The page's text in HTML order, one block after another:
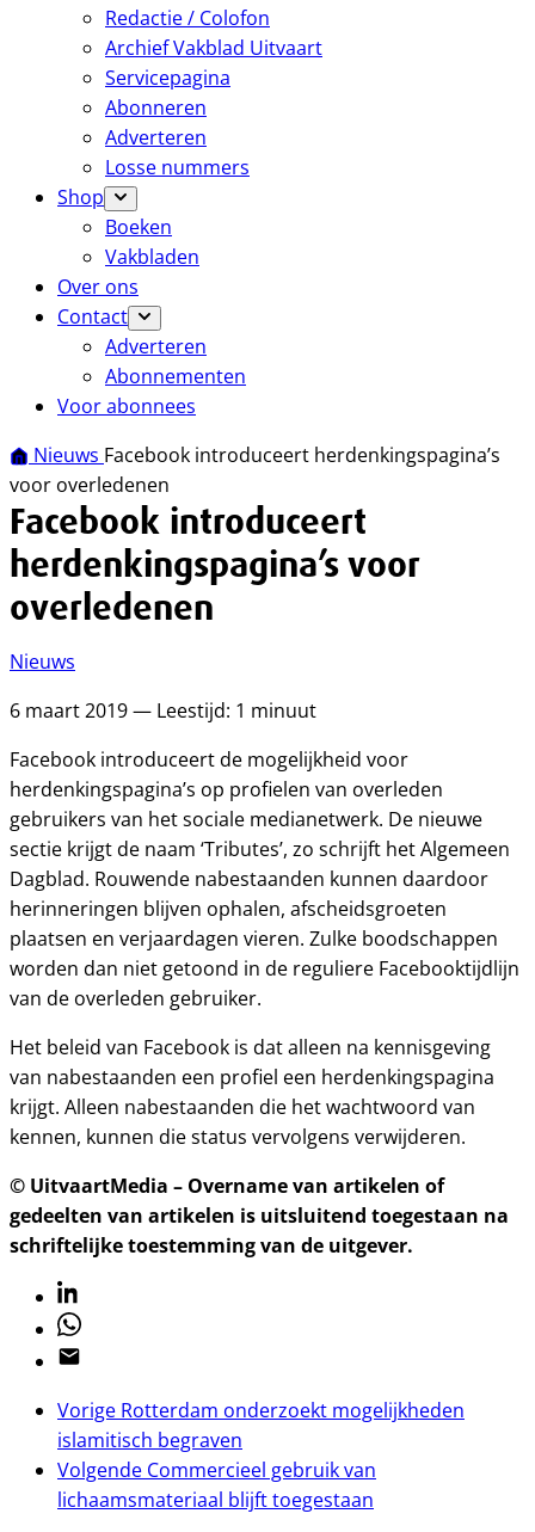
Redactie / Colofon
Archief Vakblad Uitvaart
Servicepagina
Abonneren
Adverteren
Losse nummers
Shop
Boeken
Vakbladen
Over ons
Contact
Adverteren
Abonnementen
Voor abonnees
Nieuws Facebook introduceert herdenkingspagina’s
voor overledenen
Facebook introduceert
herdenkingspagina’s voor
overledenen
Nieuws
6 maart 2019 — Leestijd: 1 minuut
Facebook introduceert de mogelijkheid voor
herdenkingspagina’s op profielen van overleden
gebruikers van het sociale medianetwerk. De nieuwe
sectie krijgt de naam ‘Tributes’, zo schrijft het Algemeen
Dagblad. Rouwende nabestaanden kunnen daardoor
herinneringen blijven ophalen, afscheidsgroeten
plaatsen en verjaardagen vieren. Zulke boodschappen
worden dan niet getoond in de reguliere Facebooktijdlijn
van de overleden gebruiker.
Het beleid van Facebook is dat alleen na kennisgeving
van nabestaanden een profiel een herdenkingspagina
krijgt. Alleen nabestaanden die het wachtwoord van
kennen, kunnen die status vervolgens verwijderen.
© UitvaartMedia – Overname van artikelen of
gedeelten van artikelen is uitsluitend toegestaan na
schriftelijke toestemming van de uitgever.
Linkedin
Whatsapp
Email
Vorige Rotterdam onderzoekt mogelijkheden
islamitisch begraven
Volgende Commercieel gebruik van
lichaamsmateriaal blijft toegestaan